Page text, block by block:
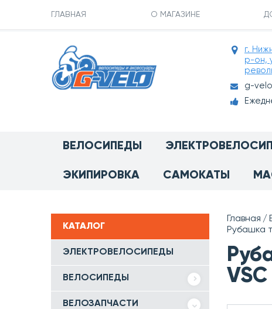
ГЛАВНАЯ О МАГАЗИНЕ
г.
р-он,
g-
ВЕЛОСИПЕДЫ
ЭКИПИРОВКА САМОКАТЫ
КАТАЛОГ
ЭЛЕКТРОВЕЛОСИПЕДЫ
ВЕЛОСИПЕДЫ
ВЕЛОЗАПЧАСТИ
Главная
Рубашка